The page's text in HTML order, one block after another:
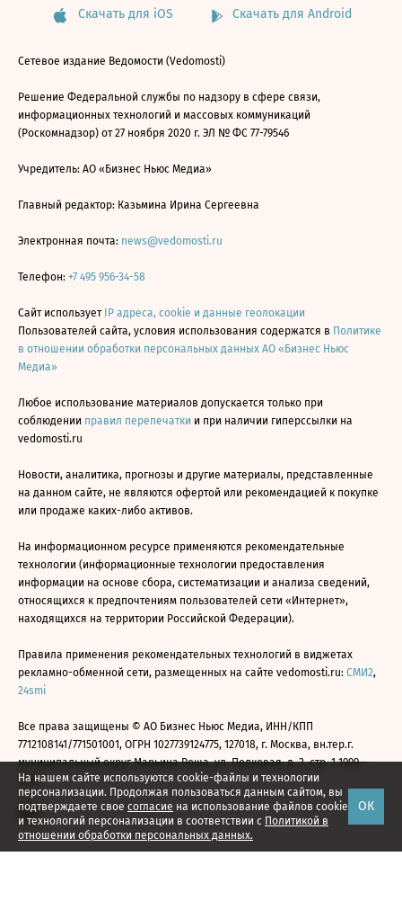
На нашем сайте используются cookie-файлы и технологии
персонализации. Продолжая пользоваться данным сайтом, вы
подтверждаете свое согласие на использование файлов cookie
и технологий персонализации в соответствии с Политикой в
отношении обработки персональных данных.
ОК
Скачать для iOS Скачать для Android
Сетевое издание Ведомости (Vedomosti)
Решение Федеральной службы по надзору в сфере связи,
информационных технологий и массовых коммуникаций
(Роскомнадзор) от 27 ноября 2020 г. ЭЛ № ФС 77-79546
Учредитель: АО «Бизнес Ньюс Медиа»
Главный редактор: Казьмина Ирина Сергеевна
Электронная почта: news@vedomosti.ru
Телефон: +7 495 956-34-58
Сайт использует IP адреса, cookie и данные геолокации
Пользователей сайта, условия использования содержатся в Политике
в отношении обработки персональных данных АО «Бизнес Ньюс
Медиа»
Любое использование материалов допускается только при
соблюдении правил перепечатки и при наличии гиперссылки на
vedomosti.ru
Новости, аналитика, прогнозы и другие материалы, представленные
на данном сайте, не являются офертой или рекомендацией к покупке
или продаже каких-либо активов.
На информационном ресурсе применяются рекомендательные
технологии (информационные технологии предоставления
информации на основе сбора, систематизации и анализа сведений,
относящихся к предпочтениям пользователей сети «Интернет»,
находящихся на территории Российской Федерации).
Правила применения рекомендательных технологий в виджетах
рекламно-обменной сети, размещенных на сайте vedomosti.ru: СМИ2,
24smi
Все права защищены © АО Бизнес Ньюс Медиа, ИНН/КПП
7712108141/771501001, ОГРН 1027739124775, 127018, г. Москва, вн.тер.г.
муниципальный округ Марьина Роща, ул. Полковая, д. 3, стр. 1 1999—
2026